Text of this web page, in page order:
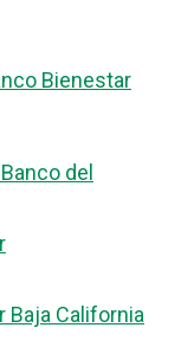
Bienestar
del
Baja California